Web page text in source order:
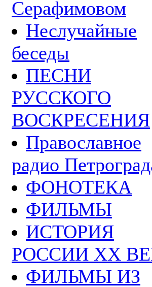
Серафимовом
Неслучайные
беседы
ПЕСНИ
РУССКОГО
ВОСКРЕСЕНИЯ
Православное
радио
ФОНОТЕКА
ФИЛЬМЫ
ИСТОРИЯ
РОССИИ ХХ
ФИЛЬМЫ ИЗ